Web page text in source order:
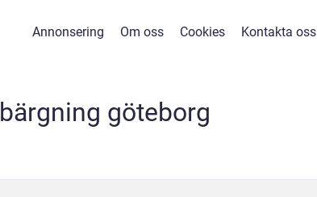
Annonsering Om oss Cookies Kontakta oss
bärgning göteborg